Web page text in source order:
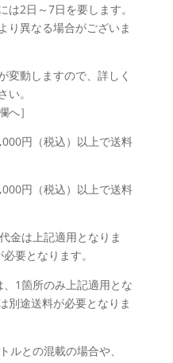
は2日～7日を要します。
り異なる場合がございま
変動しますので、詳しく
。
へ］
円（税込）以上で送料
円（税込）以上で送料
金は上記適用となりま
要となります。
1箇所のみ上記適用とな
別途送料が必要となりま
との混載の場合や、